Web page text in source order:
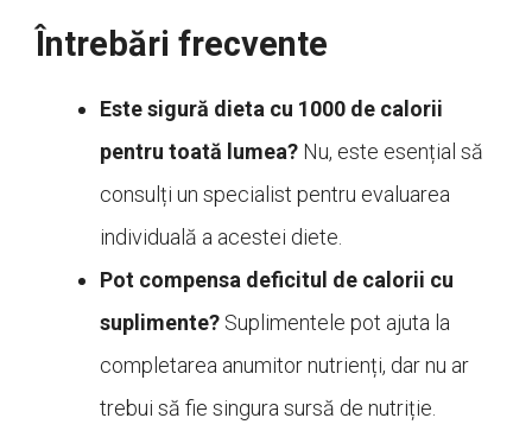
Întrebări frecvente
Este sigură dieta cu 1000 de calorii
pentru toată lumea? Nu, este esențial să
consulți un specialist pentru evaluarea
individuală a acestei diete.
Pot compensa deficitul de calorii cu
suplimente? Suplimentele pot ajuta la
completarea anumitor nutrienți, dar nu ar
trebui să fie singura sursă de nutriție.